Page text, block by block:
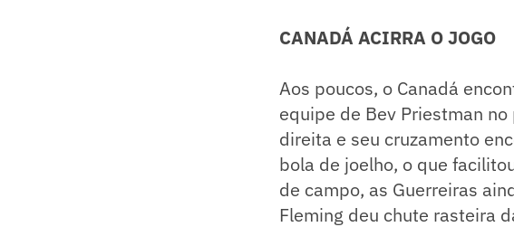
CANADÁ ACIRRA O JOGO
Aos poucos, o Canadá
equipe de Bev Priestman
direita e seu cruzamento
bola de joelho, o que
de campo, as Guerreiras
Fleming deu chute rasteira